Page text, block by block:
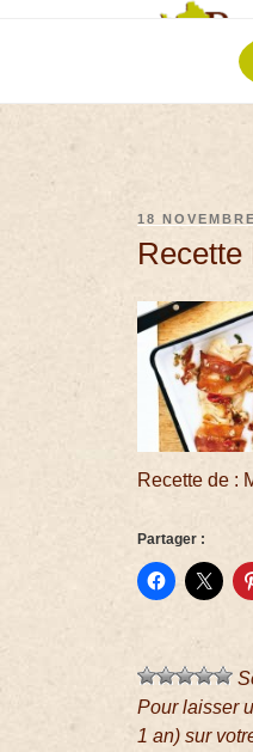
18
Recette de :
Partager :
Pour laisser
1 an) sur